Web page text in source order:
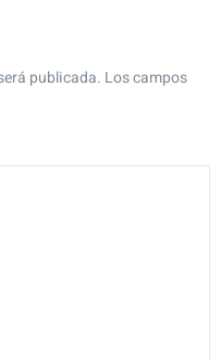
publicada. Los campos